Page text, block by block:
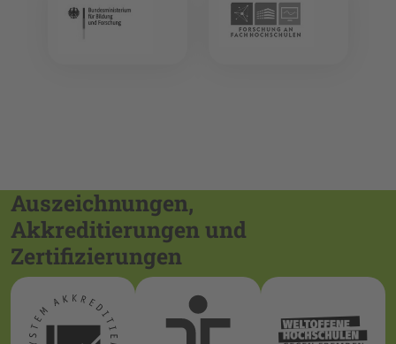
Auszeichnungen,
Akkreditierungen und
Zertifizierungen